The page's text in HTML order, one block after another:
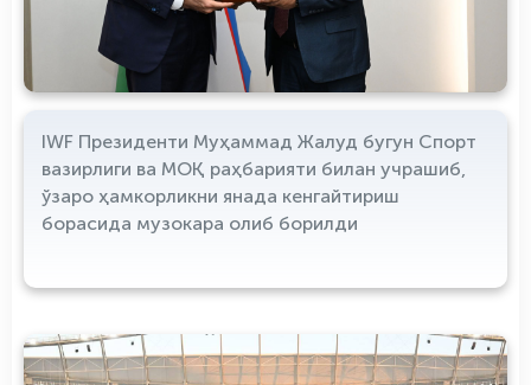
IWF Президенти Муҳаммад Жалуд бугун Спорт
вазирлиги ва МОҚ раҳбарияти билан учрашиб,
ўзаро ҳамкорликни янада кенгайтириш
борасида музокара олиб борилди